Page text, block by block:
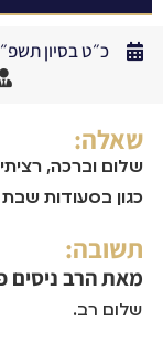
כ״ט בסיון
שאלה:
שלום וברכה,
כגון בסעודות
תשובה:
מאתהרב ניסים
שלום רב.